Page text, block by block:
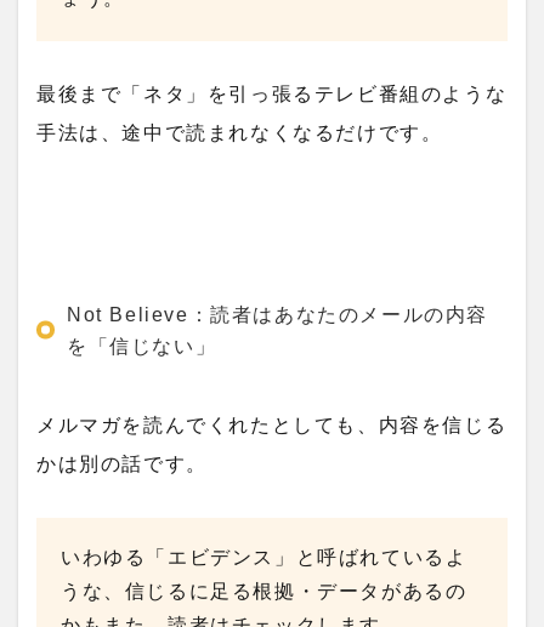
最後まで「ネタ」を引っ張るテレビ番組のような
手法は、途中で読まれなくなるだけです。
Not Believe：読者はあなたのメールの内容
を「信じない」
メルマガを読んでくれたとしても、内容を信じる
かは別の話です。
いわゆる「エビデンス」と呼ばれているよ
うな、信じるに足る根拠・データがあるの